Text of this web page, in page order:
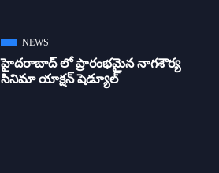
NEWS
హైదరాబాద్ లో ప్రారంభమైన నాగశౌర్య
సినిమా యాక్షన్ షెడ్యూల్